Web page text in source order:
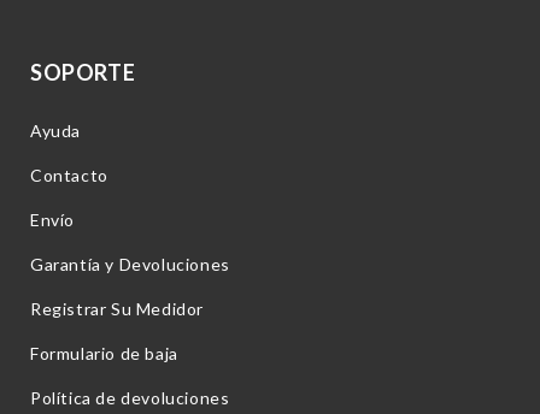
SOPORTE
Ayuda
Contacto
Envío
Garantía y Devoluciones
Registrar Su Medidor
Formulario de baja
Política de devoluciones